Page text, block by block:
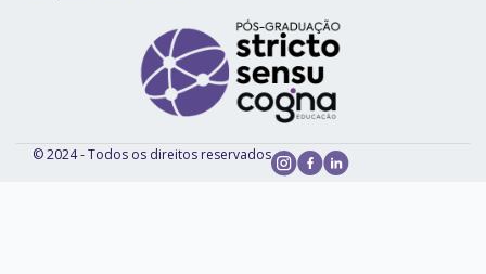
© 2024 - Todos os direitos reservados